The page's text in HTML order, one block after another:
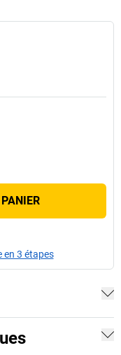
en 3 étapes